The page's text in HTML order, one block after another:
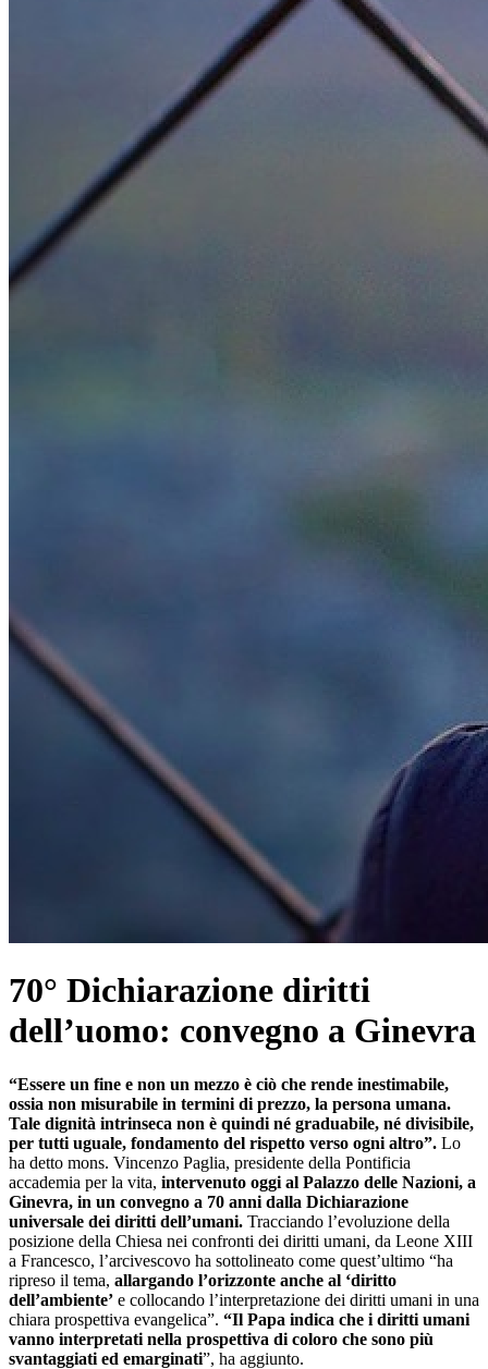
70° Dichiarazione diritti
dell’uomo: convegno a Ginevra
“Essere un fine e non un mezzo è ciò che rende inestimabile,
ossia non misurabile in termini di prezzo, la persona umana.
Tale dignità intrinseca non è quindi né graduabile, né divisibile,
per tutti uguale, fondamento del rispetto verso ogni altro”. Lo
ha detto mons. Vincenzo Paglia, presidente della Pontificia
accademia per la vita, intervenuto oggi al Palazzo delle Nazioni, a
Ginevra, in un convegno a 70 anni dalla Dichiarazione
universale dei diritti dell’umani. Tracciando l’evoluzione della
posizione della Chiesa nei confronti dei diritti umani, da Leone XIII
a Francesco, l’arcivescovo ha sottolineato come quest’ultimo “ha
ripreso il tema, allargando l’orizzonte anche al ‘diritto
dell’ambiente’ e collocando l’interpretazione dei diritti umani in una
chiara prospettiva evangelica”. “Il Papa indica che i diritti umani
vanno interpretati nella prospettiva di coloro che sono più
svantaggiati ed emarginati”, ha aggiunto.